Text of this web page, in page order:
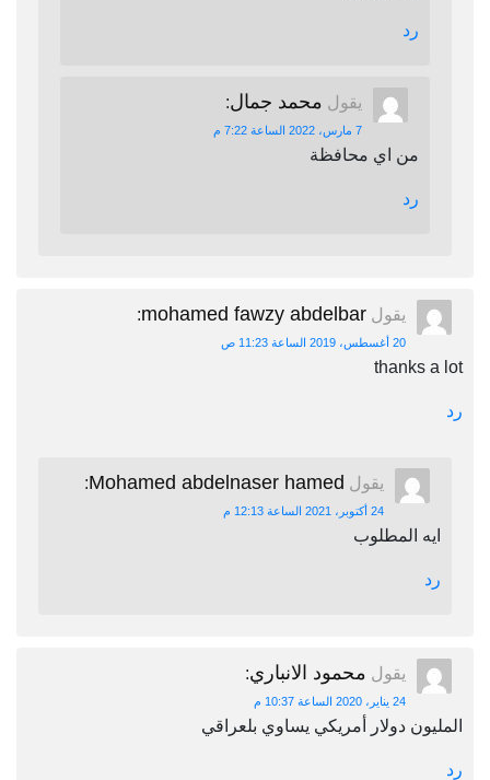
رد
يقول محمد جمال:
7 مارس، 2022 الساعة 7:22 م
من اي محافظة
رد
يقول mohamed fawzy abdelbar
:
20 أغسطس، 2019 الساعة 11:23 ص
thanks a lot
رد
يقول Mohamed abdelnaser hamed
:
24 أكتوبر، 2021 الساعة 12:13 م
ايه المطلوب
رد
يقول محمود الانباري:
24 يناير، 2020 الساعة 10:37 م
المليون دولار أمريكي يساوي بلعراقي
رد